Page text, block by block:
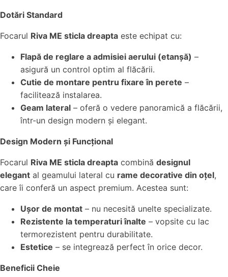
Dotări Standard
Focarul Riva ME sticla dreapta este echipat cu:
Flapă de reglare a admisiei aerului (etanșă) –
asigură un control optim al flăcării.
Cutie de montare pentru fixare în perete –
facilitează instalarea.
Geam lateral – oferă o vedere panoramică a flăcării,
într-un design modern și elegant.
Design Modern și Funcțional
Focarul Riva ME sticla dreapta combină designul
elegant al geamului lateral cu rame decorative din oțel,
care îi conferă un aspect premium. Acestea sunt:
Ușor de montat – nu necesită unelte specializate.
Rezistente la temperaturi înalte – vopsite cu lac
termorezistent pentru durabilitate.
Estetice – se integrează perfect în orice decor.
Beneficii Cheie